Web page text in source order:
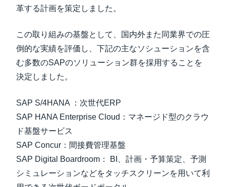
革する計画を策定しました。
この取り組みの基盤として、国内外また同業界での圧
倒的な実績を評価し、下記の主なソシューションを含
む多数のSAPのソリューション群を採用することを
決定しました。
SAP S/4HANA ：次世代ERP
SAP HANA Enterprise Cloud：マネージド型のクラウ
ド基盤サービス
SAP Concur：間接費管理基盤
SAP Digital Boardroom： BI、計画・予算策定、予測
シミュレーションなどをタッチスクリーンを用いて利